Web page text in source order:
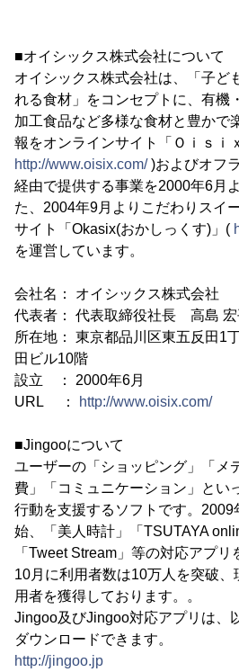
■オイシックス株式会社について
オイシックス株式会社は、「子ど
れる食材」をコンセプトに、有機
加工食品など多様な食材と豊かで
報をオンラインサイト「Ｏｉｓｉ
http://www.oisix.com/)およびオフ
経由で提供する事業を2000年6月
た、2004年9月よりこだわりスイ
サイト「Okasix(おかしっくす)」(
を運営しています。
会社名： オイシックス株式会社
代表者： 代表取締役社長 高島
所在地： 東京都品川区東五反田1
田ビル10階
設立 ： 2000年6月
URL ：
http://www.oisix.com/
■Jingooについて
ユーザーの「ショッピング」「メ
費」「コミュニケーション」とい
行動を支援するソフトです。2009
始、「美人時計」「TSUTAYA
「Tweet Stream」等の対応アプ
10月に利用者数は10万人を突破、
用者を獲得しております。。
Jingoo及びJingoo対応アプリは、
ダウンロードできます。
http://jingoo.jp